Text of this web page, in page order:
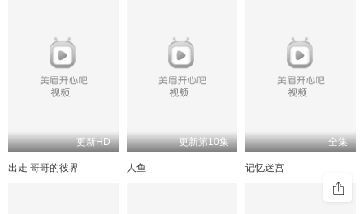
更新HD
出走 哥哥的彼界
更新第10集
人鱼
全集
记忆迷宫